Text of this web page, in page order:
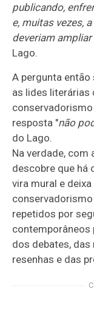
publicando,
e, muitas vezes,
deveriam
Lago.
A pergunta então
as lides literárias
conservadorismo
resposta "não
do Lago.
Na verdade, com
descobre que há
vira mural e
repetidos por
contemporâneos
dos debates,
resenhas e das